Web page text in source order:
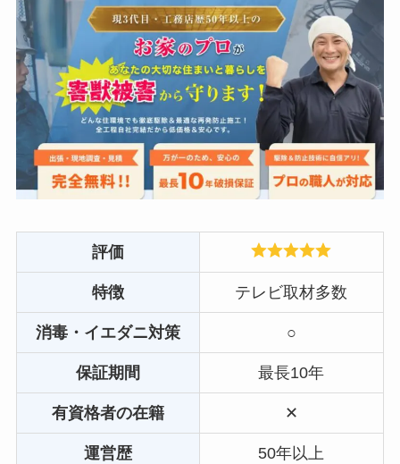
評価
特徴 テレビ取材多数
消毒・イエダニ対策 ○
保証期間 最長10年
有資格者の在籍 ✕
運営歴 50年以上